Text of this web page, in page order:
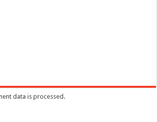
data is processed .